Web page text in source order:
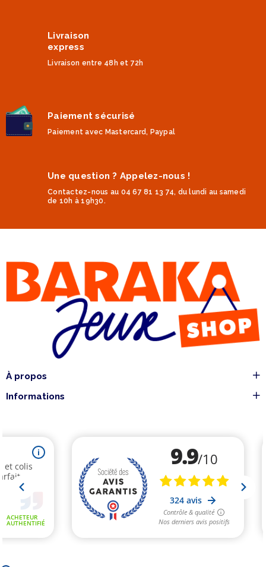
Livraison
express
Livraison entre 48h et 72h
Paiement sécurisé
Paiement avec Mastercard, Paypal
Une question ? Appelez-nous !
Contactez-nous au 04 67 81 13 74, du lundi au samedi
de 10h à 19h30.
À propos
Informations